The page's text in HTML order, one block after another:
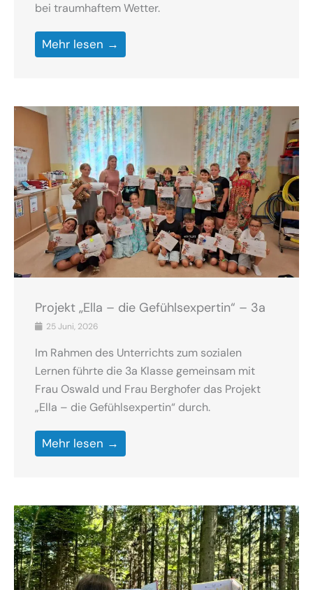
bei traumhaftem Wetter.
Mehr lesen →
Projekt „Ella – die Gefühlsexpertin“ – 3a
25 Juni, 2026
Im Rahmen des Unterrichts zum sozialen
Lernen führte die 3a Klasse gemeinsam mit
Frau Oswald und Frau Berghofer das Projekt
„Ella – die Gefühlsexpertin“ durch.
Mehr lesen →